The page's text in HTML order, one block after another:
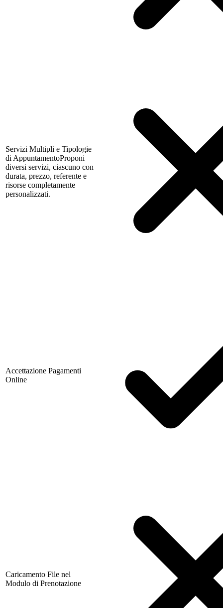
Servizi Multipli e Tipologie
di AppuntamentoProponi
diversi servizi, ciascuno con
durata, prezzo, referente e
risorse completamente
personalizzati.
Accettazione Pagamenti
Online
Caricamento File nel
Modulo di Prenotazione